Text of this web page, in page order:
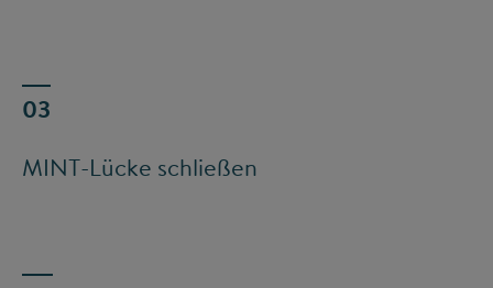
MINT-Lücke schließen